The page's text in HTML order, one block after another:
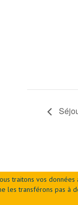
traitons vos
les transférons pas à